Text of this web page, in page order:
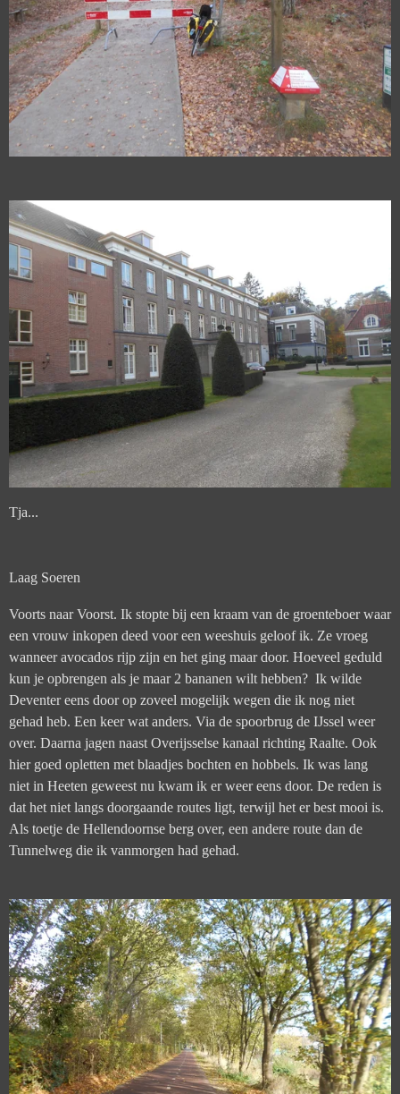
Tja...
Laag Soeren
Voorts naar Voorst. Ik stopte bij een kraam van de groenteboer waar
een vrouw inkopen deed voor een weeshuis geloof ik. Ze vroeg
wanneer avocados rijp zijn en het ging maar door. Hoeveel geduld
kun je opbrengen als je maar 2 bananen wilt hebben? Ik wilde
Deventer eens door op zoveel mogelijk wegen die ik nog niet
gehad heb. Een keer wat anders. Via de spoorbrug de IJssel weer
over. Daarna jagen naast Overijsselse kanaal richting Raalte. Ook
hier goed opletten met blaadjes bochten en hobbels. Ik was lang
niet in Heeten geweest nu kwam ik er weer eens door. De reden is
dat het niet langs doorgaande routes ligt, terwijl het er best mooi is.
Als toetje de Hellendoornse berg over, een andere route dan de
Tunnelweg die ik vanmorgen had gehad.